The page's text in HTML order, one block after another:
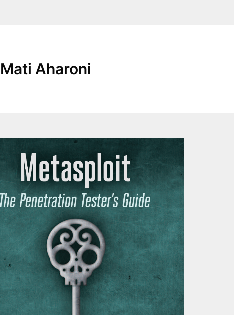
Mati Aharoni